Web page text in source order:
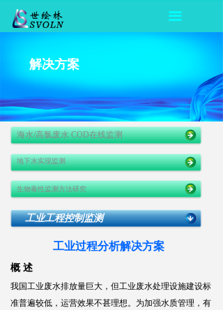
끀
解决方案
海水/高氯废水 COD在线监测
工业工程控制监测
地下水实现监测
生物毒性监测方法研究
工业过程分析解决方案
概 述
我国工业废水排放量巨大，但工业废水处理设施建设标
准普遍较低，运营效果不甚理想。为加强水质管理，有